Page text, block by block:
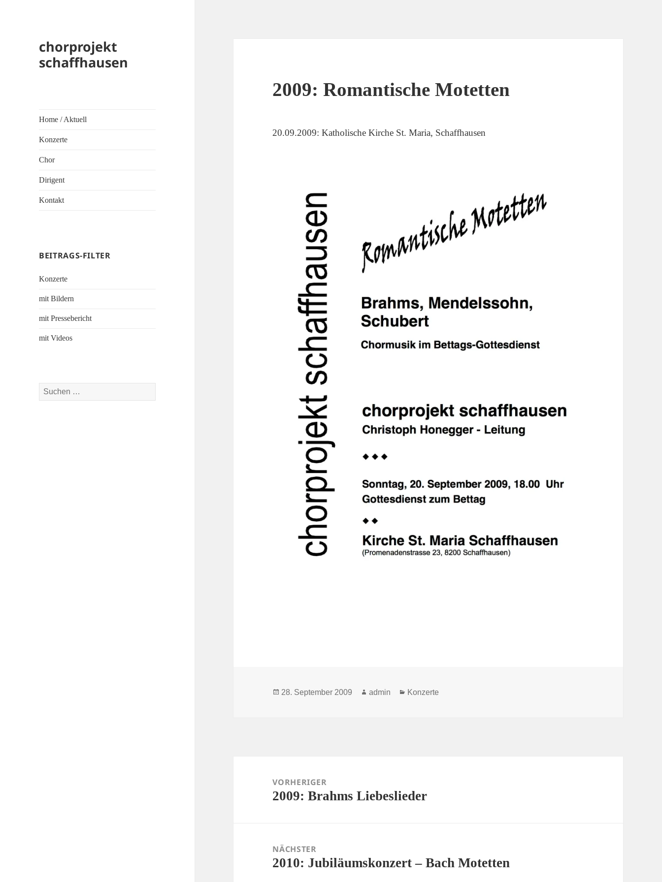
chorprojekt
schaffhausen
Home / Aktuell
Konzerte
Chor
Dirigent
Kontakt
BEITRAGS-FILTER
Konzerte
mit Bildern
mit Pressebericht
mit Videos
Suchen
nach:
2009: Romantische Motetten
20.09.2009: Katholische Kirche St. Maria, Schaffhausen
Veröffentlicht
28. September 2009 Autor
admin Kategorien
Konzerte
VORHERIGER
Vorheriger
2009: Brahms Liebeslieder
NÄCHSTER
Nächster
2010: Jubiläumskonzert – Bach Motetten